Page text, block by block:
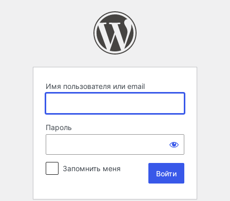
Имя пользователя или email
Пароль
Запомнить меня